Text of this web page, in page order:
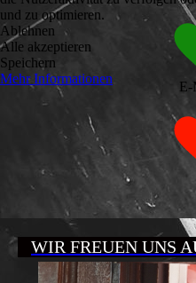
E-
WIR FREUEN UNS
und zu optimieren.
Ablehnen
Alle akzeptieren
Speichern
Mehr Informationen